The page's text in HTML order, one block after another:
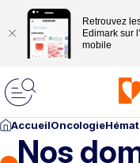
Retrouvez
Edimark sur
mobile
AccueilOncologie
Nos